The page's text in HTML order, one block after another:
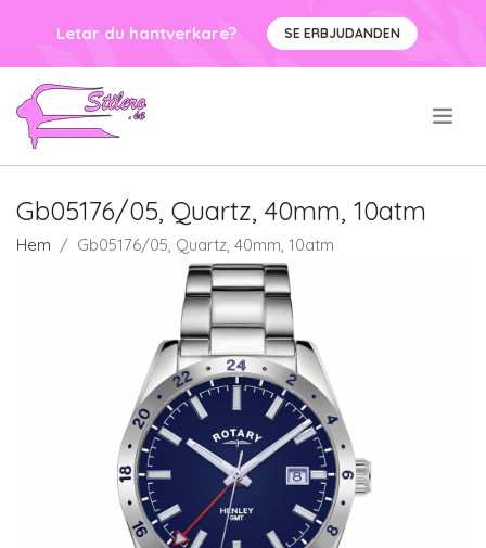
Letar du hantverkare? SE ERBJUDANDEN
Gb05176/05, Quartz, 40mm, 10atm
Hem Gb05176/05, Quartz, 40mm, 10atm